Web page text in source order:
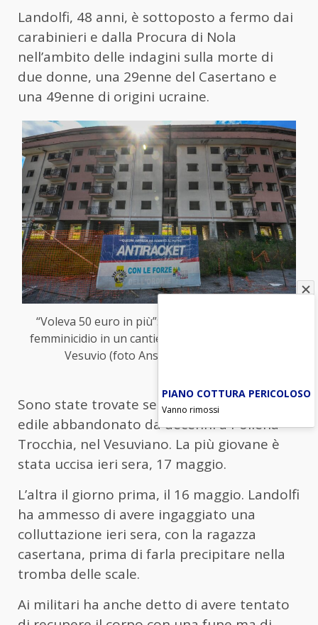
Landolfi, 48 anni, è sottoposto a fermo dai
carabinieri e dalla Procura di Nola
nell’ambito delle indagini sulla morte di
due donne, una 29enne del Casertano e
una 49enne di origini ucraine.
“Voleva 50 euro in più”: anatomia di un duplice
femminicidio in un cantiere abbandonato sotto il
Vesuvio (foto Ansa-Blitzquotidiano)
Sono state trovate senza vita in un cantiere
edile abbandonato da decenni a Pollena
Trocchia, nel Vesuviano. La più giovane è
stata uccisa ieri sera, 17 maggio.
L’altra il giorno prima, il 16 maggio. Landolfi
ha ammesso di avere ingaggiato una
colluttazione ieri sera, con la ragazza
casertana, prima di farla precipitare nella
tromba delle scale.
Ai militari ha anche detto di avere tentato
PIANO COTTURA PERICOLOSO
Vanno rimossi